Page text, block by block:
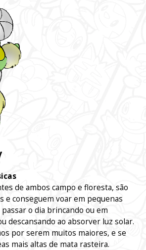
de ambos campo e floresta, são
e conseguem voar em pequenas
o dia brincando ou em
descansando ao absorver luz solar.
por serem muitos maiores, e se
mais altas de mata rasteira.